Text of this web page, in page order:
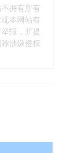
拥有所有
本网站有
报，并提
涉嫌侵权